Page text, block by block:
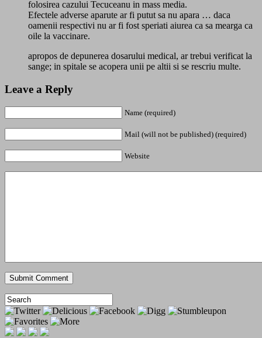
folosirea cazului Tecuceanu in mass media.
Efectele adverse aparute ar fi putut sa nu apara … daca
oamenii respectivi nu ar fi fost speriati aiurea ca sa mearga ca
oile la vaccinare.
apropos de depunerea dosarului medical, ar trebui verificat la
sange; in spitale se acopera unii pe altii si se rescriu multe.
Leave a Reply
Name (required)
Mail (will not be published) (required)
Website